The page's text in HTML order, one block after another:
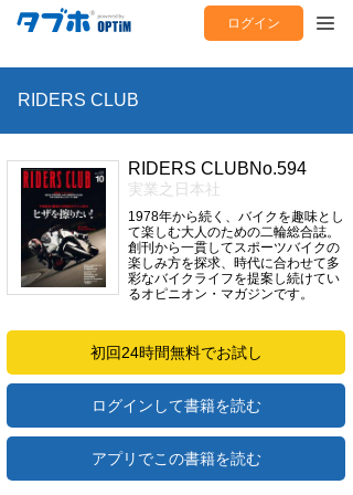
ログイン
RIDERS CLUB
RIDERS CLUBNo.594
実業之日本社
1978年から続く、バイクを趣味とし
て楽しむ大人のための二輪総合誌。
創刊から一貫してスポーツバイクの
楽しみ方を探求、時代に合わせて多
彩なバイクライフを提案し続けてい
るオピニオン・マガジンです。
初回24時間無料でお試し
ログインして書籍を読む
アプリでこの書籍を読む